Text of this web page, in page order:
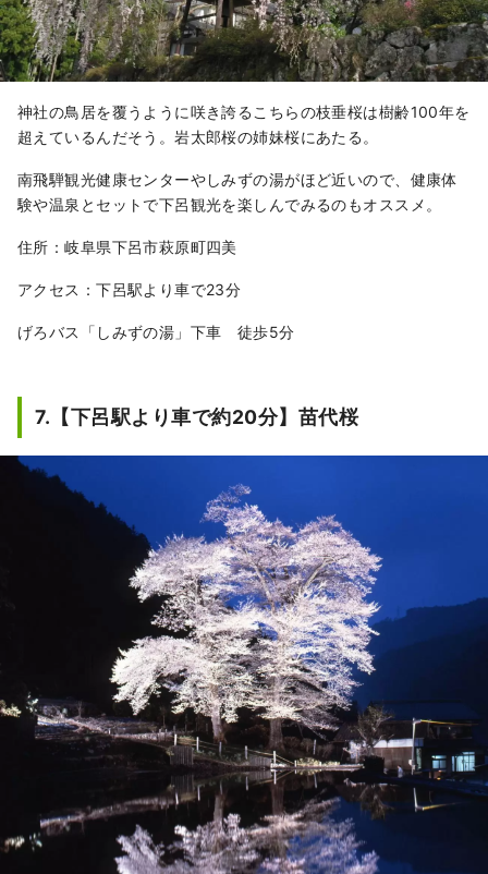
神社の鳥居を覆うように咲き誇るこちらの枝垂桜は樹齢100年を
超えているんだそう。岩太郎桜の姉妹桜にあたる。
南飛騨観光健康センターやしみずの湯がほど近いので、健康体
験や温泉とセットで下呂観光を楽しんでみるのもオススメ。
住所：岐阜県下呂市萩原町四美
アクセス：下呂駅より車で23分
げろバス「しみずの湯」下車 徒歩5分
7.【下呂駅より車で約20分】苗代桜